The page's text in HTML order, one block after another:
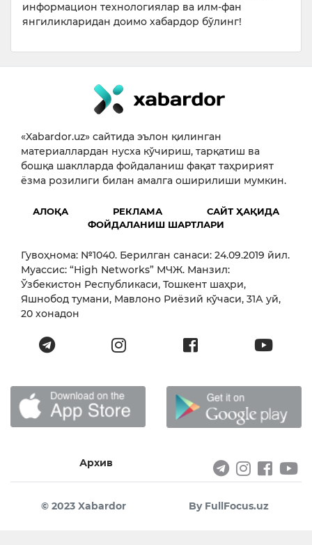
информацион технологиялар ва илм-фан
янгиликларидан доимо хабардор бўлинг!
«Xabardor.uz» сайтида эълон қилинган
материаллардан нусха кўчириш, тарқатиш ва
бошқа шаклларда фойдаланиш фақат таҳририят
ёзма розилиги билан амалга оширилиши мумкин.
АЛОҚА РЕКЛАМА
САЙТ ҲАҚИДА
ФОЙДАЛАНИШ ШАРТЛАРИ
Гувоҳнома: №1040. Берилган санаси: 24.09.2019 йил.
Муассис: “High Networks” МЧЖ. Манзил:
Ўзбекистон Республикаси, Тошкент шаҳри,
Яшнобод тумани, Мавлоно Риёзий кўчаси, 31А уй,
20 хонадон
Архив
© 2023 Xabardor By FullFocus.uz